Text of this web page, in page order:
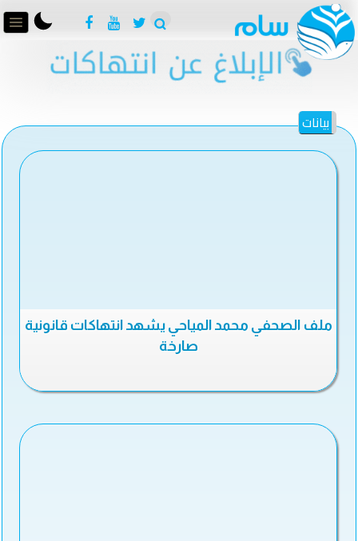
بيانات
ملف الصحفي محمد المياحي يشهد انتهاكات قانونية
صارخة